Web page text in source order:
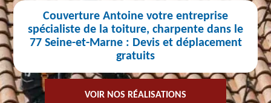
Couverture Antoine votre entreprise
spécialiste de la toiture, charpente dans le
77 Seine-et-Marne : Devis et déplacement
gratuits
VOIR NOS RÉALISATIONS